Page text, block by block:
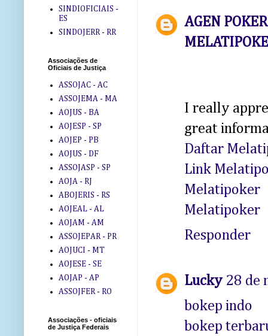
AGEN
I really
great
Daftar
Link
Melatipoker
Melatipoker
Responder
Lucky 28 de
bokep indo
bokep
SINDIOFICIAIS -
ES
SINDOJERR - RR
Associações de
Oficiais de Justiça
ASSOJAC - AC
ASSOJEMA - MA
AOJUS - BA
AOJESP - SP
AOJEP - PB
AOJUS - DF
ASSOJASP - SP
AOJA - RJ
ABOJERIS - RS
AOJEAL - AL
AOJAM - AM
ASSOJEPAR - PR
AOJUCI - MT
AOJESE - SE
AOJAP - AP
ASSOJFER - RO
Associações - oficiais
de Justiça Federais